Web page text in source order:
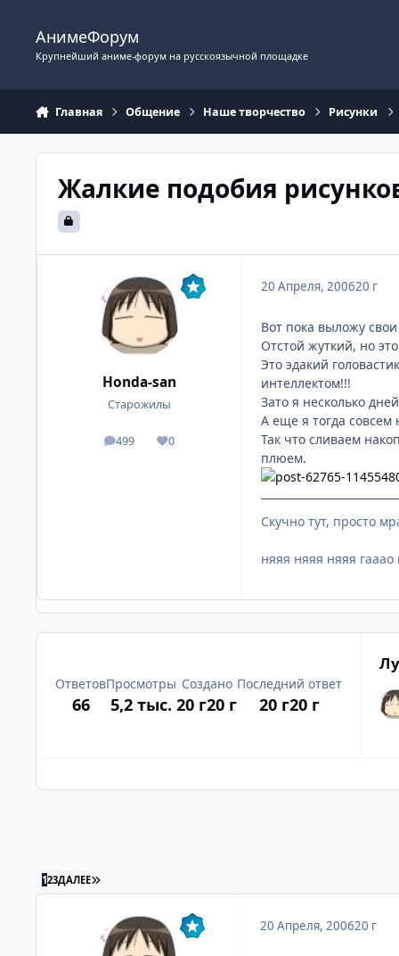
АнимеФорум
Крупнейший аниме-форум на русскоязычной площадке
Главная Общение Наше творчество Рисунки
Жалкие подобия
Honda-san
Старожилы
499
посты 0
Репутация
20 Апреля, 200620 г
Вот пока выложу
Отстой жуткий, но
Это эдакий
интеллектом!!!
Зато я несколько
А еще я тогда
Так что сливаем
плюем.
Скучно тут, просто
няяя няяя няяя
Ответов
66
Просмотры
5,2 тыс.
Создано
20 г20 г
Последний ответ
20 г20 г
123ДАЛЕЕ ПОСЛЕДНЯЯ СТРАНИЦА
20 Апреля, 200620 г